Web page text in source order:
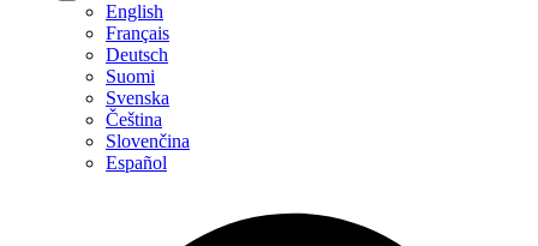
English
Français
Deutsch
Suomi
Svenska
Čeština
Slovenčina
Español